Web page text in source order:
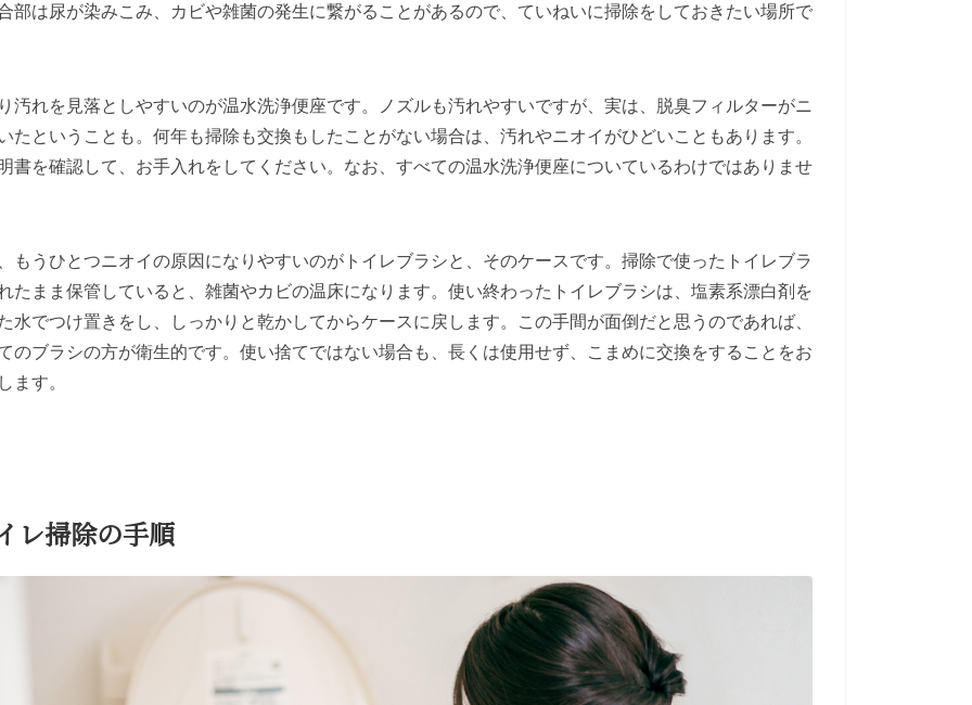
部は尿が染みこみ、カビや雑菌の発生に繋がることがあるので、ていねいに掃除をしておきたい場所で
汚れを見落としやすいのが温水洗浄便座です。ノズルも汚れやすいですが、実は、脱臭フィルターがニ
たということも。何年も掃除も交換もしたことがない場合は、汚れやニオイがひどいこともあります。
書を確認して、お手入れをしてください。なお、すべての温水洗浄便座についているわけではありませ
もうひとつニオイの原因になりやすいのがトイレブラシと、そのケースです。掃除で使ったトイレブラ
たまま保管していると、雑菌やカビの温床になります。使い終わったトイレブラシは、塩素系漂白剤を
水でつけ置きをし、しっかりと乾かしてからケースに戻します。この手間が面倒だと思うのであれば、
のブラシの方が衛生的です。使い捨てではない場合も、長くは使用せず、こまめに交換をすることをお
ます。
レ掃除の手順